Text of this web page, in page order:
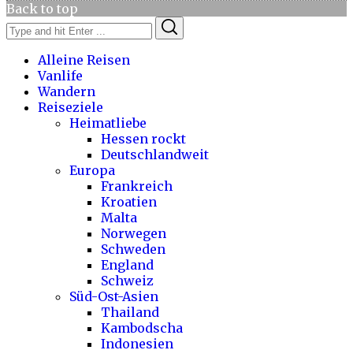
Back to top
Search
for:
Alleine Reisen
Vanlife
Wandern
Reiseziele
Heimatliebe
Hessen rockt
Deutschlandweit
Europa
Frankreich
Kroatien
Malta
Norwegen
Schweden
England
Schweiz
Süd-Ost-Asien
Thailand
Kambodscha
Indonesien